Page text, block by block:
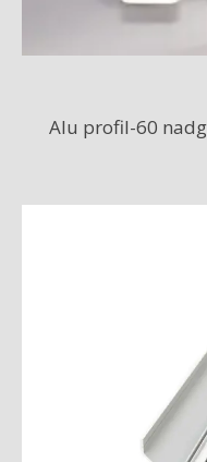
Alu profil-60